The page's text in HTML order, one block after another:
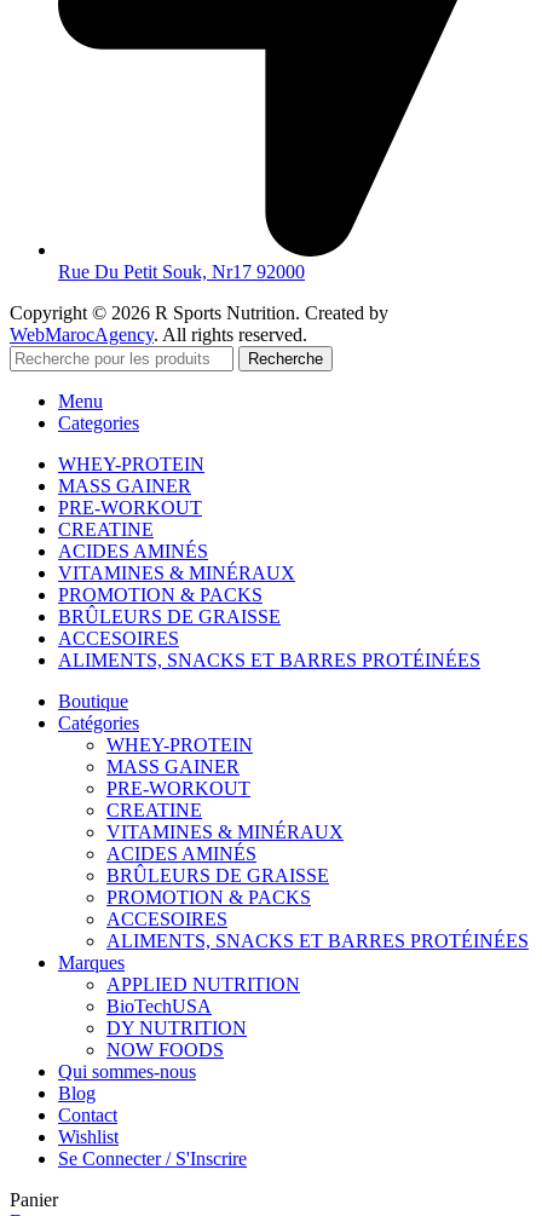
Rue Du Petit Souk, Nr17 92000
Copyright © 2026 R Sports Nutrition. Created by
WebMarocAgency. All rights reserved.
Recherche
Menu
Categories
WHEY-PROTEIN
MASS GAINER
PRE-WORKOUT
CREATINE
ACIDES AMINÉS
VITAMINES & MINÉRAUX
PROMOTION & PACKS
BRÛLEURS DE GRAISSE
ACCESOIRES
ALIMENTS, SNACKS ET BARRES PROTÉINÉES
Boutique
Catégories
WHEY-PROTEIN
MASS GAINER
PRE-WORKOUT
CREATINE
VITAMINES & MINÉRAUX
ACIDES AMINÉS
BRÛLEURS DE GRAISSE
PROMOTION & PACKS
ACCESOIRES
ALIMENTS, SNACKS ET BARRES PROTÉINÉES
Marques
APPLIED NUTRITION
BioTechUSA
DY NUTRITION
NOW FOODS
Qui sommes-nous
Blog
Contact
Wishlist
Se Connecter / S'Inscrire
Panier